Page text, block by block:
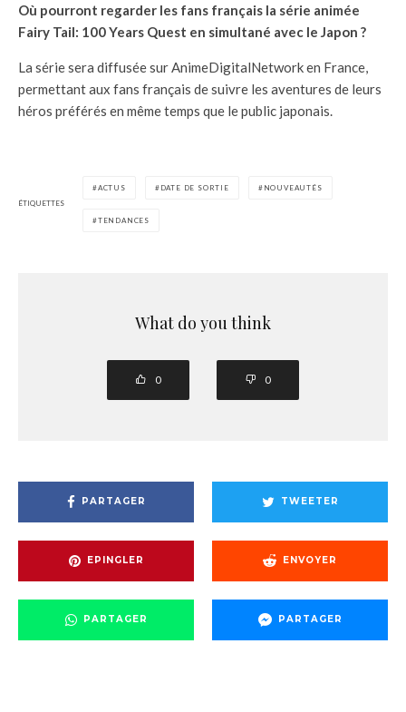
Où pourront regarder les fans français la série animée
Fairy Tail: 100 Years Quest en simultané avec le Japon ?
La série sera diffusée sur AnimeDigitalNetwork en France,
permettant aux fans français de suivre les aventures de leurs
héros préférés en même temps que le public japonais.
ÉTIQUETTES
ACTUS DATE DE SORTIE NOUVEAUTÉS
TENDANCES
What do you think
0 0
PARTAGER TWEETER
EPINGLER ENVOYER
PARTAGER PARTAGER